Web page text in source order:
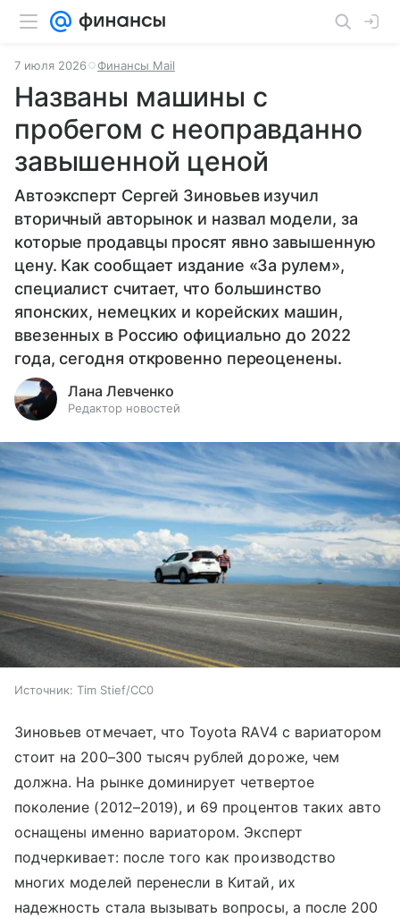
7 июля 2026 Финансы Mail
Названы машины с
пробегом с неоправданно
завышенной ценой
Автоэксперт Сергей Зиновьев изучил
вторичный авторынок и назвал модели, за
которые продавцы просят явно завышенную
цену. Как сообщает издание «За рулем»,
специалист считает, что большинство
японских, немецких и корейских машин,
ввезенных в Россию официально до 2022
года, сегодня откровенно переоценены.
Лана Левченко
Редактор новостей
Источник: Tim Stief/CC0
Зиновьев отмечает, что Toyota RAV4 с вариатором
стоит на 200–300 тысяч рублей дороже, чем
должна. На рынке доминирует четвертое
поколение (2012–2019), и 69 процентов таких авто
оснащены именно вариатором. Эксперт
подчеркивает: после того как производство
многих моделей перенесли в Китай, их
надежность стала вызывать вопросы, а после 200